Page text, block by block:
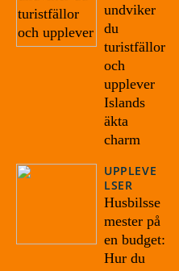
undviker
du
turistfällor
och
upplever
Islands
äkta
charm
UPPLEVE
LSER
Husbilsse
mester på
en budget:
Hur du